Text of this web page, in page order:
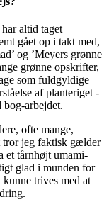
altid taget
gået op i takt med,
og ’Meyers grønne
grønne opskrifter,
som fuldgyldige
af planteriget -
bog-arbejdet.
ofte mange,
tror jeg faktisk gælder
et tårnhøjt umami-
glad i munden for
trives med at